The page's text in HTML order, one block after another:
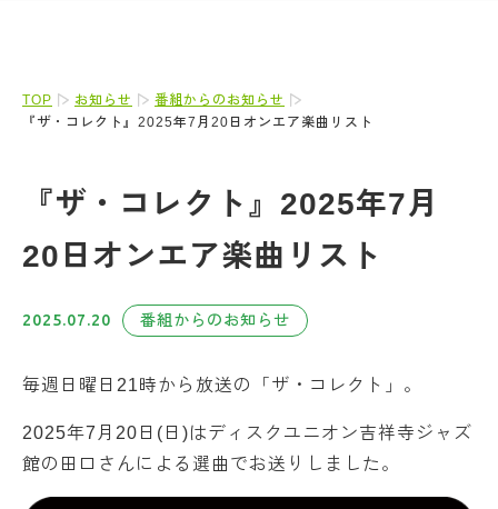
TOP お知らせ
番組からのお知らせ
『ザ・コレクト』2025年7月20日オンエア楽曲リスト
『ザ・コレクト』2025年7月
20日オンエア楽曲リスト
2025.07.20 番組からのお知らせ
毎週日曜日21時から放送の「ザ・コレクト」。
2025年7月20日(日)はディスクユニオン吉祥寺ジャズ
館の田口さんによる選曲でお送りしました。